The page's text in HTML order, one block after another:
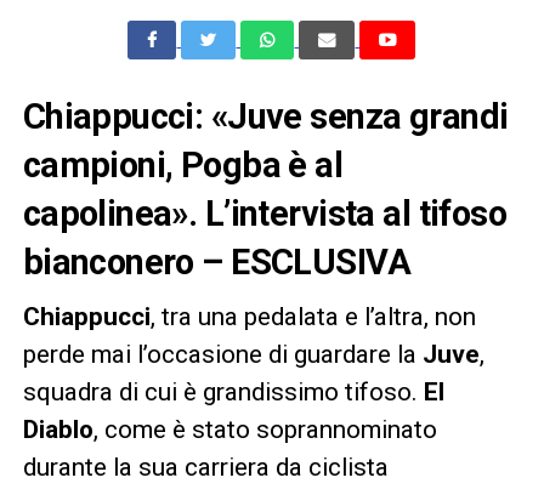
Chiappucci: «Juve senza grandi
campioni, Pogba è al
capolinea». L’intervista al tifoso
bianconero – ESCLUSIVA
Chiappucci, tra una pedalata e l’altra, non
perde mai l’occasione di guardare la Juve,
squadra di cui è grandissimo tifoso. El
Diablo, come è stato soprannominato
durante la sua carriera da ciclista